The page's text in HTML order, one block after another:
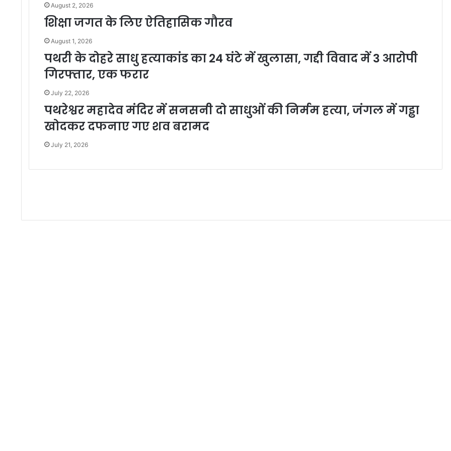
August 2, 2026
शिक्षा जगत के लिए ऐतिहासिक गौरव
August 1, 2026
पथरी के दोहरे साधु हत्याकांड का 24 घंटे में खुलासा, गद्दी विवाद में 3 आरोपी
गिरफ्तार, एक फरार
July 22, 2026
पथरेश्वर महादेव मंदिर में सनसनी दो साधुओं की निर्मम हत्या, जंगल में गड्ढा
खोदकर दफनाए गए शव बरामद
July 21, 2026